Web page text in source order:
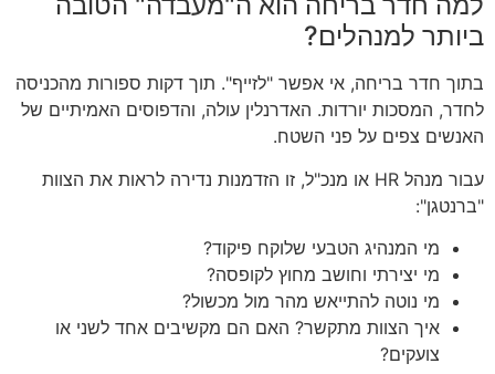
ביותר למנהלים?
בתוך חדר בריחה, אי אפשר "לזייף". תוך דקות ספורות מהכניסה
לחדר, המסכות יורדות. האדרנלין עולה, והדפוסים האמיתיים של
האנשים צפים על פני השטח.
עבור מנהל HR או מנכ"ל, זו הזדמנות נדירה לראות את הצוות
"ברנטגן":
מי המנהיג הטבעי שלוקח פיקוד?
מי יצירתי וחושב מחוץ לקופסה?
מי נוטה להתייאש מהר מול מכשול?
איך הצוות מתקשר? האם הם מקשיבים אחד לשני או
צועקים?